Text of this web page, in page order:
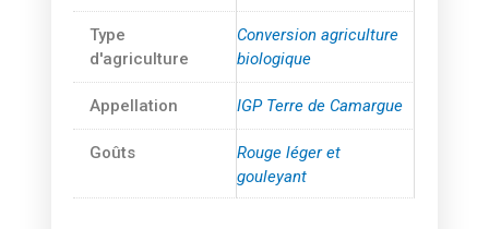
Type
d'agriculture
Conversion agriculture
biologique
Appellation IGP Terre de Camargue
Goûts
Rouge léger et
gouleyant